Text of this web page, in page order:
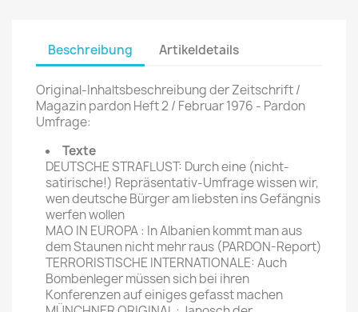
Beschreibung Artikeldetails
Original-Inhaltsbeschreibung der Zeitschrift /
Magazin pardon Heft 2 / Februar 1976 - Pardon
Umfrage:
Texte
DEUTSCHE STRAFLUST: Durch eine (nicht-
satirische!) Repräsentativ-Umfrage wissen wir,
wen deutsche Bürger am liebsten ins Gefängnis
werfen wollen
MAO IN EUROPA : In Albanien kommt man aus
dem Staunen nicht mehr raus (PARDON-Report)
TERRORISTISCHE INTERNATIONALE: Auch
Bombenleger müssen sich bei ihren
Konferenzen auf einiges gefasst machen